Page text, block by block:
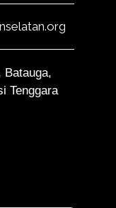
Batauga,
Tenggara